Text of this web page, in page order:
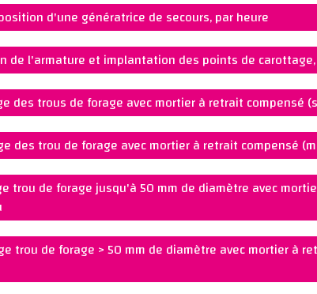
Ajouter au panier
d'une génératrice de secours, par heure
Ajouter au panier
de l'armature et implantation des points de
Ajouter au panier
des trous de forage avec mortier à retrait compensé
Ajouter au panier
des trou de forage avec mortier à retrait compensé
Ajouter au panier
trou de forage jusqu'à 50 mm de diamètre avec
Ajouter au panier
trou de forage > 50 mm de diamètre avec mortier à